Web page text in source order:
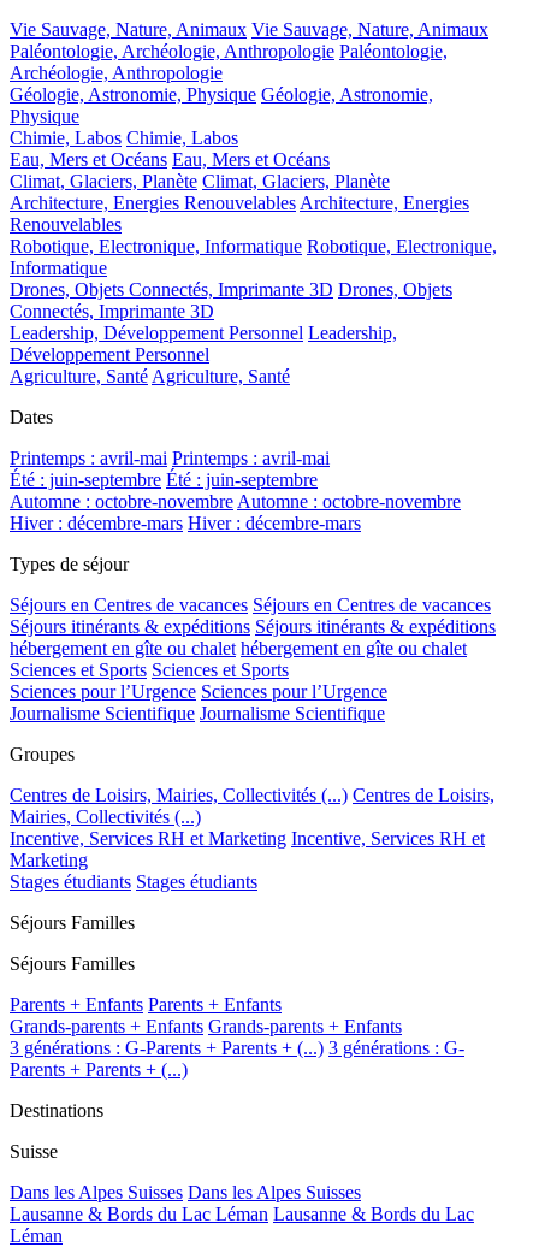
Vie Sauvage, Nature, Animaux Vie Sauvage, Nature, Animaux
Paléontologie, Archéologie, Anthropologie Paléontologie,
Archéologie, Anthropologie
Géologie, Astronomie, Physique Géologie, Astronomie,
Physique
Chimie, Labos Chimie, Labos
Eau, Mers et Océans Eau, Mers et Océans
Climat, Glaciers, Planète Climat, Glaciers, Planète
Architecture, Energies Renouvelables Architecture, Energies
Renouvelables
Robotique, Electronique, Informatique Robotique, Electronique,
Informatique
Drones, Objets Connectés, Imprimante 3D Drones, Objets
Connectés, Imprimante 3D
Leadership, Développement Personnel Leadership,
Développement Personnel
Agriculture, Santé Agriculture, Santé
Dates
Printemps : avril-mai Printemps : avril-mai
Été : juin-septembre Été : juin-septembre
Automne : octobre-novembre Automne : octobre-novembre
Hiver : décembre-mars Hiver : décembre-mars
Types de séjour
Séjours en Centres de vacances Séjours en Centres de vacances
Séjours itinérants & expéditions Séjours itinérants & expéditions
hébergement en gîte ou chalet hébergement en gîte ou chalet
Sciences et Sports Sciences et Sports
Sciences pour l’Urgence Sciences pour l’Urgence
Journalisme Scientifique Journalisme Scientifique
Groupes
Centres de Loisirs, Mairies, Collectivités (...) Centres de Loisirs,
Mairies, Collectivités (...)
Incentive, Services RH et Marketing Incentive, Services RH et
Marketing
Stages étudiants Stages étudiants
Séjours Familles
Séjours Familles
Parents + Enfants Parents + Enfants
Grands-parents + Enfants Grands-parents + Enfants
3 générations : G-Parents + Parents + (...) 3 générations : G-
Parents + Parents + (...)
Destinations
Suisse
Dans les Alpes Suisses Dans les Alpes Suisses
Lausanne & Bords du Lac Léman Lausanne & Bords du Lac
Léman